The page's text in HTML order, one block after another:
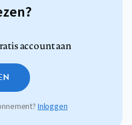
account aan
Inloggen